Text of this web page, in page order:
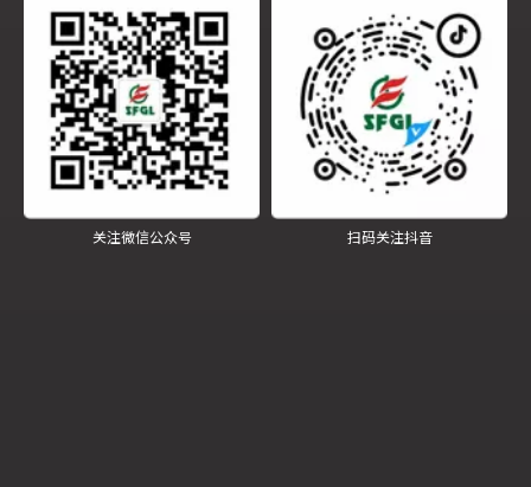
生产、销售、冷链物流、餐饮连锁和中央厨房于一
体的多品牌的现代化食品集团。集团旗下拥有 “好七
水饺”、“禾润美食”、“莲年有鱼”、“ 西域映象”、“麦
田香草”等徐州家喻户晓的餐饮连锁品牌，囊括了快
餐、轻食、西点、特色餐饮等诸多方面。但在今年
疫情之下，旗下各餐饮品牌均受到了不同程度的影
响和打击，企业要生存、员工要吃饭、助力疫情防
控和精准扶贫等公益事业还要继续做，那么出路就
关注微信公众号 扫码关注抖音